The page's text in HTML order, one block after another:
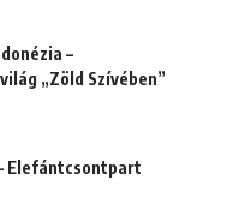
–
„Zöld Szívében”
Elefántcsontpart